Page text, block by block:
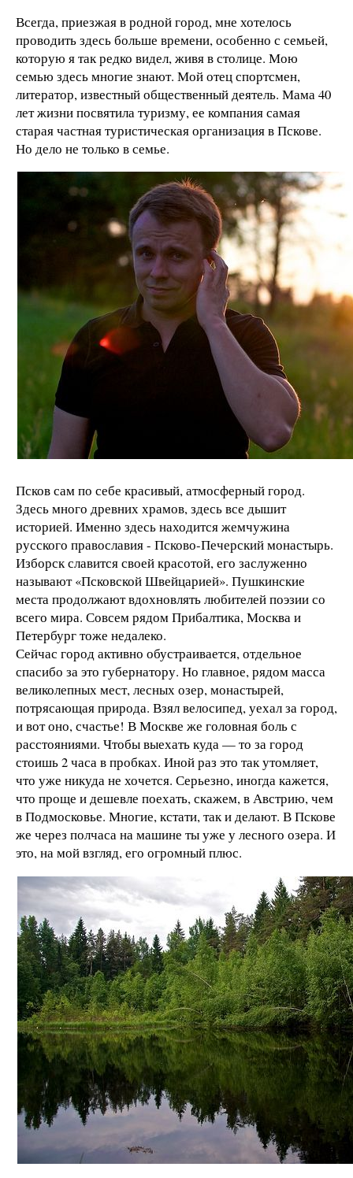
Всегда, приезжая в родной город, мне хотелось
проводить здесь больше времени, особенно с семьей,
которую я так редко видел, живя в столице. Мою
семью здесь многие знают. Мой отец спортсмен,
литератор, известный общественный деятель. Мама 40
лет жизни посвятила туризму, ее компания самая
старая частная туристическая организация в Пскове.
Но дело не только в семье.
Псков сам по себе красивый, атмосферный город.
Здесь много древних храмов, здесь все дышит
историей. Именно здесь находится жемчужина
русского православия - Псково-Печерский монастырь.
Изборск славится своей красотой, его заслуженно
называют «Псковской Швейцарией». Пушкинские
места продолжают вдохновлять любителей поэзии со
всего мира. Совсем рядом Прибалтика, Москва и
Петербург тоже недалеко.
Сейчас город активно обустраивается, отдельное
спасибо за это губернатору. Но главное, рядом масса
великолепных мест, лесных озер, монастырей,
потрясающая природа. Взял велосипед, уехал за город,
и вот оно, счастье! В Москве же головная боль с
расстояниями. Чтобы выехать куда — то за город
стоишь 2 часа в пробках. Иной раз это так утомляет,
что уже никуда не хочется. Серьезно, иногда кажется,
что проще и дешевле поехать, скажем, в Австрию, чем
в Подмосковье. Многие, кстати, так и делают. В Пскове
же через полчаса на машине ты уже у лесного озера. И
это, на мой взгляд, его огромный плюс.